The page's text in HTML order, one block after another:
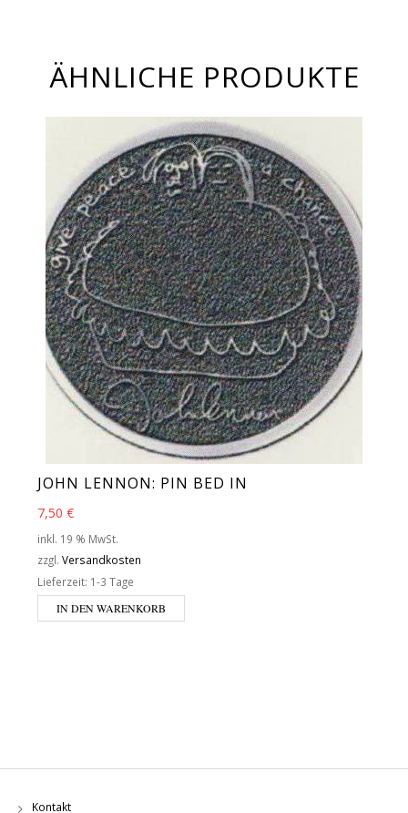
ÄHNLICHE PRODUKTE
JOHN LENNON: PIN BED IN
7,50 €
inkl. 19 % MwSt.
zzgl. Versandkosten
Lieferzeit: 1-3 Tage
IN DEN WARENKORB
Kontakt